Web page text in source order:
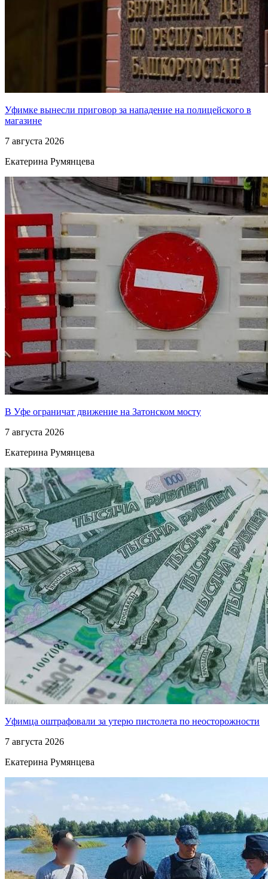
Уфимке вынесли приговор за нападение на полицейского в
магазине
7 августа 2026
Екатерина Румянцева
В Уфе ограничат движение на Затонском мосту
7 августа 2026
Екатерина Румянцева
Уфимца оштрафовали за утерю пистолета по неосторожности
7 августа 2026
Екатерина Румянцева